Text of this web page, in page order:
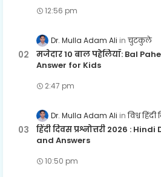
12:56 pm
Dr. Mulla Adam Ali चुटकुले
मजेदार 10 बाल पहेलियाँ: Bal
Answer for Kids
2:47 pm
Dr. Mulla Adam Ali विश्व हिंदी
हिंदी दिवस प्रश्नोत्तरी 2026 :
and Answers
10:50 pm